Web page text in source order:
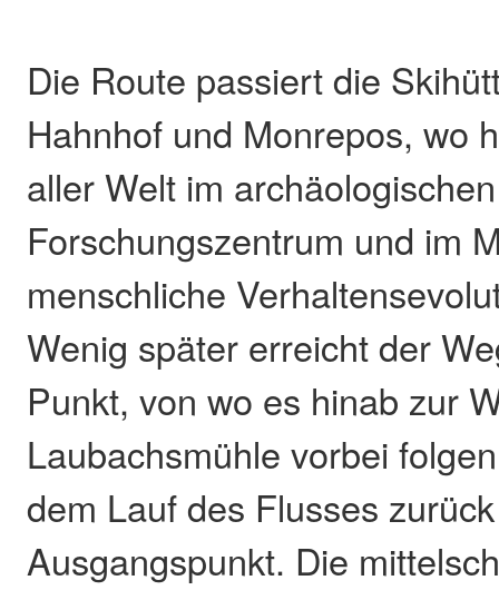
Die Route passiert die
Hahnhof und Monrepos, wo
aller Welt im archäologischen
Forschungszentrum und im
menschliche
Wenig später erreicht der
Punkt, von wo es hinab zur
Laubachsmühle vorbei
dem Lauf des Flusses
Ausgangspunkt. Die